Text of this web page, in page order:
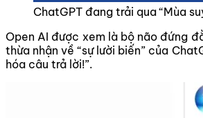
ChatGPT đang trải qua “Mùa
Open AI được xem là bộ não đứng
thừa nhận về “sự lười biến” của
hóa câu trả lời!”.